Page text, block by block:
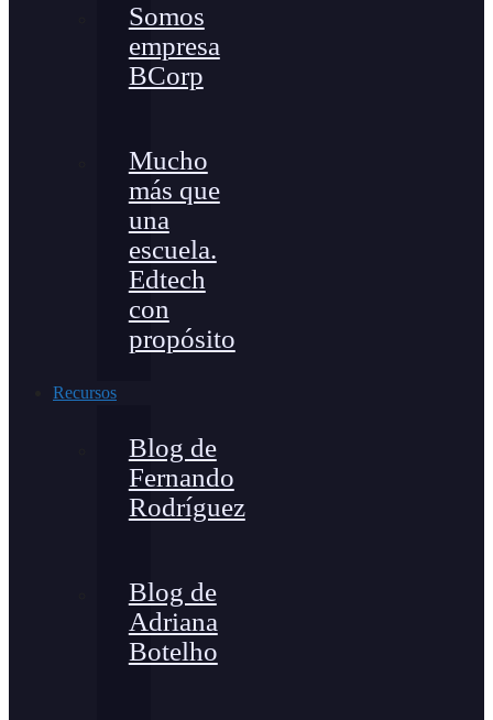
Somos
empresa
BCorp
Mucho
más que
una
escuela.
Edtech
con
propósito
Recursos
Blog de
Fernando
Rodríguez
Blog de
Adriana
Botelho